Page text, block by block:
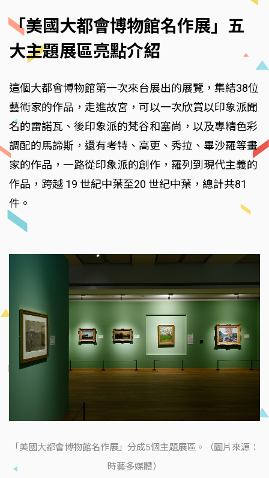
「美國大都會博物館名作展」五
大主題展區亮點介紹
這個大都會博物館第一次來台展出的展覽，集結38位
藝術家的作品，走進故宮，可以一次欣賞以印象派聞
名的雷諾瓦、後印象派的梵谷和塞尚，以及專精色彩
調配的馬諦斯，還有考特、高更、秀拉、畢沙羅等畫
家的作品，一路從印象派的創作，羅列到現代主義的
作品，跨越 19 世紀中葉至20 世紀中葉，總計共81
件。
「美國大都會博物館名作展」分成5個主題展區。（圖片來源：
時藝多媒體）